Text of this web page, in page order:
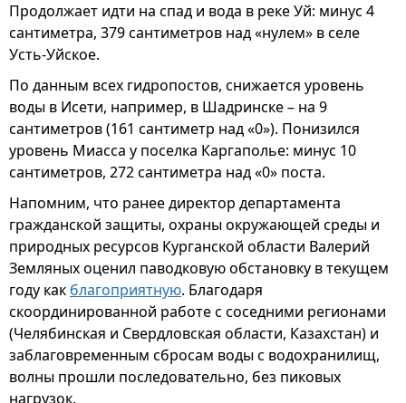
Продолжает идти на спад и вода в реке Уй: минус 4
сантиметра, 379 сантиметров над «нулем» в селе
Усть-Уйское.
По данным всех гидропостов, снижается уровень
воды в Исети, например, в Шадринске – на 9
сантиметров (161 сантиметр над «0»). Понизился
уровень Миасса у поселка Каргаполье: минус 10
сантиметров, 272 сантиметра над «0» поста.
Напомним, что ранее директор департамента
гражданской защиты, охраны окружающей среды и
природных ресурсов Курганской области Валерий
Земляных оценил паводковую обстановку в текущем
году как благоприятную. Благодаря
скоординированной работе с соседними регионами
(Челябинская и Свердловская области, Казахстан) и
заблаговременным сбросам воды с водохранилищ,
волны прошли последовательно, без пиковых
нагрузок.